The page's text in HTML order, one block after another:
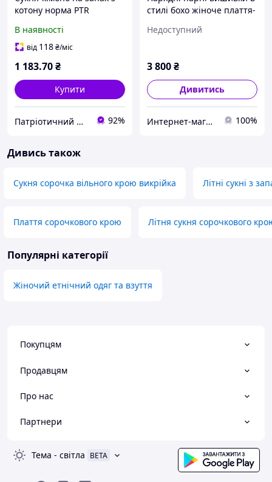
котону норма PTR
В наявності
від 118₴/міс
1 183.70₴
Купити
Патріотичний Магазин 92%
стилі бохо жіноче плаття-
сорочка
Недоступний
3 800₴
Дивитись
Интернет-магазин одежды " Модняшка - 2015 " 100%
Дивись також
Сукня сорочка вільного крою викрійка Літні сукні з
Плаття сорочкового крою Літня сукня сорочкового
Популярні категорії
Жіночий етнічний одяг та взуття
Покупцям
Продавцям
Про нас
Партнери
Тема - світла BETA